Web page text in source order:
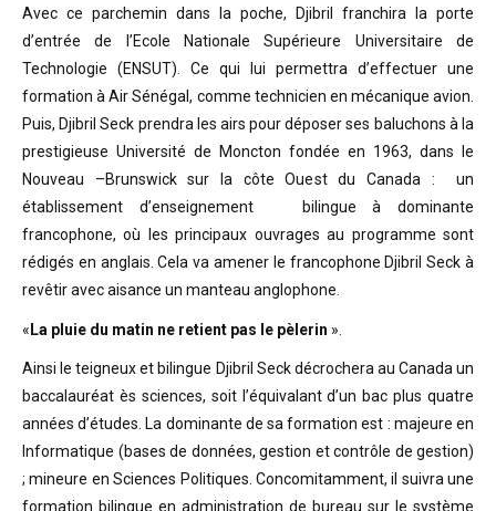
Avec ce parchemin dans la poche, Djibril franchira la porte
d’entrée de l’Ecole Nationale Supérieure Universitaire de
Technologie (ENSUT). Ce qui lui permettra d’effectuer une
formation à Air Sénégal, comme technicien en mécanique avion.
Puis, Djibril Seck prendra les airs pour déposer ses baluchons à la
prestigieuse Université de Moncton fondée en 1963, dans le
Nouveau –Brunswick sur la côte Ouest du Canada : un
établissement d’enseignement bilingue à dominante
francophone, où les principaux ouvrages au programme sont
rédigés en anglais. Cela va amener le francophone Djibril Seck à
revêtir avec aisance un manteau anglophone.
«La pluie du matin ne retient pas le pèlerin ».
Ainsi le teigneux et bilingue Djibril Seck décrochera au Canada un
baccalauréat ès sciences, soit l’équivalant d’un bac plus quatre
années d’études. La dominante de sa formation est : majeure en
Informatique (bases de données, gestion et contrôle de gestion)
; mineure en Sciences Politiques. Concomitamment, il suivra une
formation bilingue en administration de bureau sur le système